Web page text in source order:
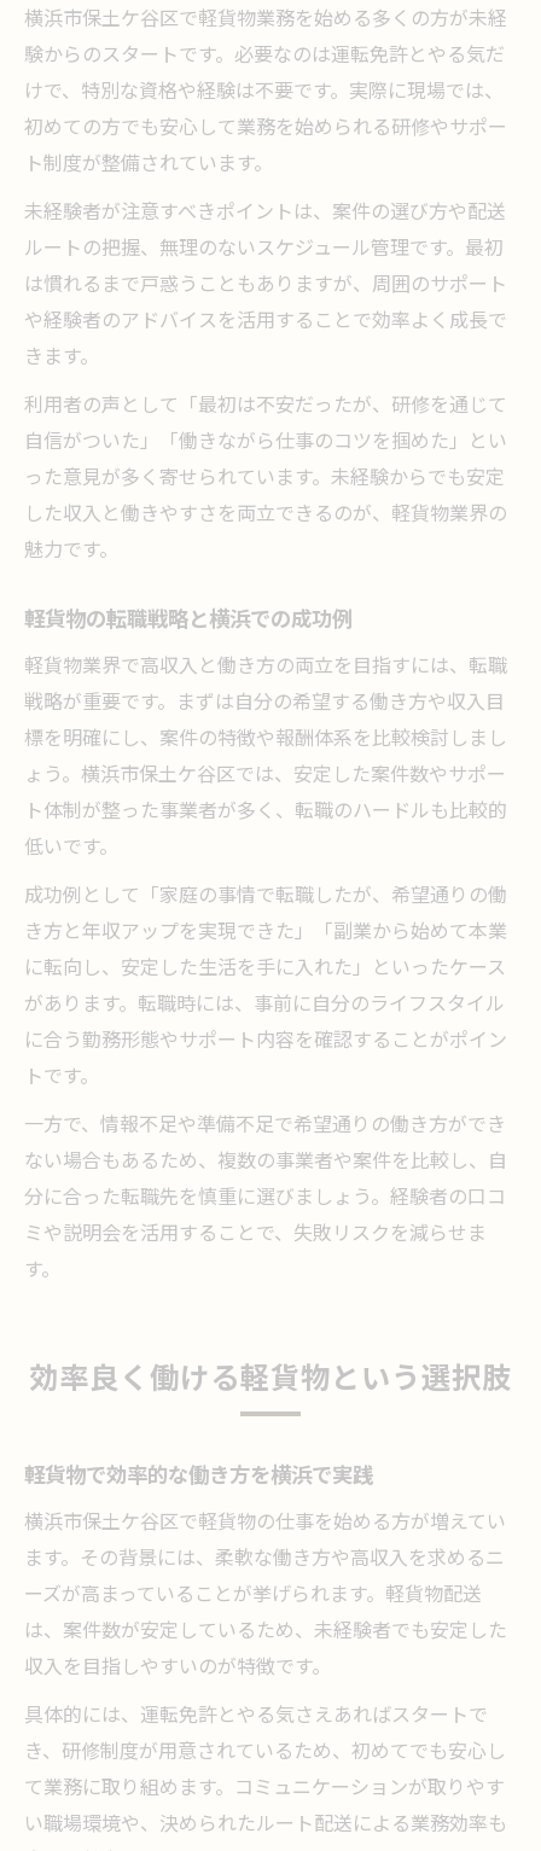
横浜市保土ケ谷区で軽貨物業務を始める多くの方が未経
験からのスタートです。必要なのは運転免許とやる気だ
けで、特別な資格や経験は不要です。実際に現場では、
初めての方でも安心して業務を始められる研修やサポー
ト制度が整備されています。
未経験者が注意すべきポイントは、案件の選び方や配送
ルートの把握、無理のないスケジュール管理です。最初
は慣れるまで戸惑うこともありますが、周囲のサポート
や経験者のアドバイスを活用することで効率よく成長で
きます。
利用者の声として「最初は不安だったが、研修を通じて
自信がついた」「働きながら仕事のコツを掴めた」とい
った意見が多く寄せられています。未経験からでも安定
した収入と働きやすさを両立できるのが、軽貨物業界の
魅力です。
軽貨物の転職戦略と横浜での成功例
軽貨物業界で高収入と働き方の両立を目指すには、転職
戦略が重要です。まずは自分の希望する働き方や収入目
標を明確にし、案件の特徴や報酬体系を比較検討しまし
ょう。横浜市保土ケ谷区では、安定した案件数やサポー
ト体制が整った事業者が多く、転職のハードルも比較的
低いです。
成功例として「家庭の事情で転職したが、希望通りの働
き方と年収アップを実現できた」「副業から始めて本業
に転向し、安定した生活を手に入れた」といったケース
があります。転職時には、事前に自分のライフスタイル
に合う勤務形態やサポート内容を確認することがポイン
トです。
一方で、情報不足や準備不足で希望通りの働き方ができ
ない場合もあるため、複数の事業者や案件を比較し、自
分に合った転職先を慎重に選びましょう。経験者の口コ
ミや説明会を活用することで、失敗リスクを減らせま
す。
効率良く働ける軽貨物という選択肢
軽貨物で効率的な働き方を横浜で実践
横浜市保土ケ谷区で軽貨物の仕事を始める方が増えてい
ます。その背景には、柔軟な働き方や高収入を求めるニ
ーズが高まっていることが挙げられます。軽貨物配送
は、案件数が安定しているため、未経験者でも安定した
収入を目指しやすいのが特徴です。
具体的には、運転免許とやる気さえあればスタートで
き、研修制度が用意されているため、初めてでも安心し
て業務に取り組めます。コミュニケーションが取りやす
い職場環境や、決められたルート配送による業務効率も